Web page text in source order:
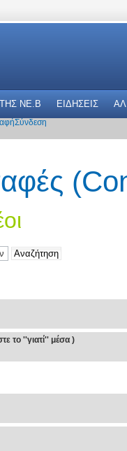
NE.B ΕΙΔΗΣΕΙΣ
Σύνδεση
το ''γιατί'' μέσα )